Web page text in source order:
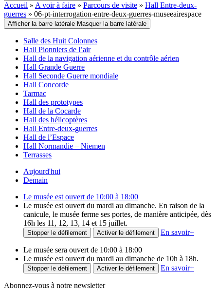
Accueil » A voir à faire » Parcours de visite » Hall Entre-deux-
guerres » 06-pt-interrogation-entre-deux-guerres-museeairespace
Afficher la barre latérale Masquer la barre latérale
Salle des Huit Colonnes
Hall Pionniers de l’air
Hall de la navigation aérienne et du contrôle aérien
Hall Grande Guerre
Hall Seconde Guerre mondiale
Hall Concorde
Tarmac
Hall des prototypes
Hall de la Cocarde
Hall des hélicoptères
Hall Entre-deux-guerres
Hall de l’Espace
Hall Normandie – Niemen
Terrasses
Aujourd'hui
Demain
Le musée est ouvert de 10:00 à 18:00
Le musée est ouvert du mardi au dimanche. En raison de la
canicule, le musée ferme ses portes, de manière anticipée, dès
16h les 11, 12, 13, 14 et 15 juillet.
Stopper le défilement Activer le défilement En savoir+
Le musée sera ouvert de 10:00 à 18:00
Le musée est ouvert du mardi au dimanche de 10h à 18h.
Stopper le défilement Activer le défilement En savoir+
Abonnez-vous à notre newsletter